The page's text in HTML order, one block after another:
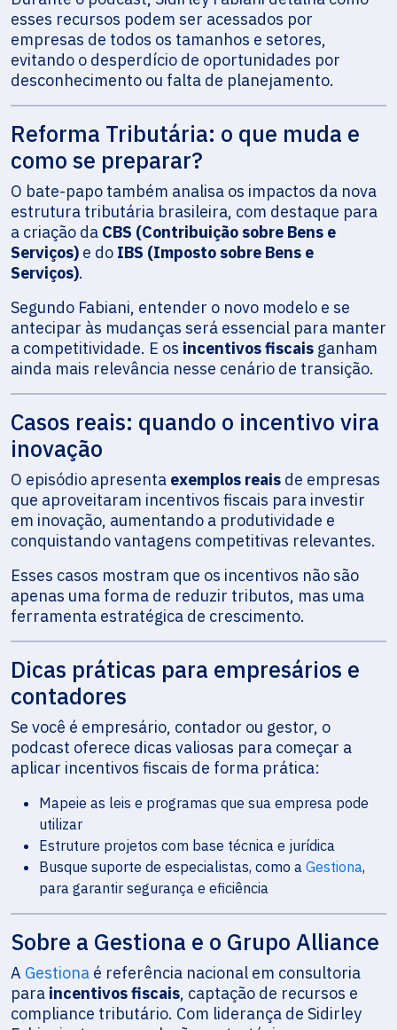
esses recursos podem ser acessados por
empresas de todos os tamanhos e setores,
evitando o desperdício de oportunidades por
desconhecimento ou falta de planejamento.
Reforma Tributária: o que muda e
como se preparar?
O bate-papo também analisa os impactos da nova
estrutura tributária brasileira, com destaque para
a criação da CBS (Contribuição sobre Bens e
Serviços) e do IBS (Imposto sobre Bens e
Serviços).
Segundo Fabiani, entender o novo modelo e se
antecipar às mudanças será essencial para manter
a competitividade. E os incentivos fiscais ganham
ainda mais relevância nesse cenário de transição.
Casos reais: quando o incentivo vira
inovação
O episódio apresenta exemplos reais de empresas
que aproveitaram incentivos fiscais para investir
em inovação, aumentando a produtividade e
conquistando vantagens competitivas relevantes.
Esses casos mostram que os incentivos não são
apenas uma forma de reduzir tributos, mas uma
ferramenta estratégica de crescimento.
Dicas práticas para empresários e
contadores
Se você é empresário, contador ou gestor, o
podcast oferece dicas valiosas para começar a
aplicar incentivos fiscais de forma prática:
Mapeie as leis e programas que sua empresa pode
utilizar
Estruture projetos com base técnica e jurídica
Busque suporte de especialistas, como a Gestiona,
para garantir segurança e eficiência
Sobre a Gestiona e o Grupo Alliance
A Gestiona é referência nacional em consultoria
para incentivos fiscais, captação de recursos e
compliance tributário. Com liderança de Sidirley